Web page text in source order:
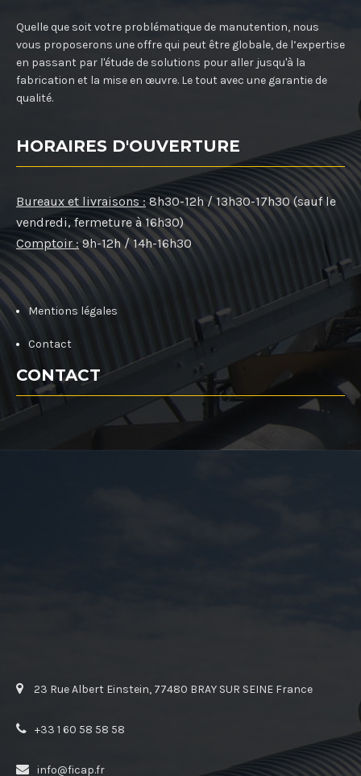
Quelle que soit votre problématique de manutention, nous
vous proposerons une offre qui peut être globale, de l’expertise
en passant par l'étude de solutions pour aller jusqu'à la
fabrication et la mise en œuvre. Le tout avec une garantie de
qualité.
HORAIRES D'OUVERTURE
Bureaux et livraisons : 8h30-12h / 13h30-17h30 (sauf le
vendredi, fermeture à 16h30)
Comptoir : 9h-12h / 14h-16h30
Mentions légales
Contact
CONTACT
23 Rue Albert Einstein, 77480 BRAY SUR SEINE France
+33 1 60 58 58 58
info@ficap.fr